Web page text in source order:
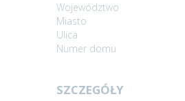
Województwo
Miasto
Ulica
Numer domu
SZCZEGÓŁY